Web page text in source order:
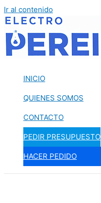
Ir al contenido
INICIO
QUIENES SOMOS
CONTACTO
PEDIR PRESUPUESTO
HACER PEDIDO